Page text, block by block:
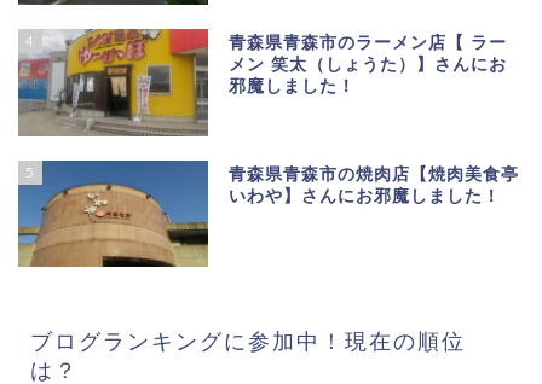
4
青森県青森市のラーメン店【 ラー
メン 笑太（しょうた）】さんにお
邪魔しました！
5
青森県青森市の焼肉店【焼肉美食亭
いわや】さんにお邪魔しました！
ブログランキングに参加中！現在の順位
は？